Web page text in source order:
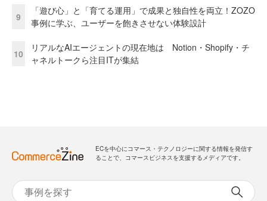
9
「遊び心」と「育てる運用」で成果と独自性を両立！ZOZO
事例に学ぶ、ユーザーを飽きさせない体験設計
10
リアルなAIエージェントの現在地は Notion・Shopify・チ
ャネルトークら注目ITが集結
ECを中心にコマース・テクノロジーに関する情報を発信す
ることで、コマースビジネスを支援するメディアです。